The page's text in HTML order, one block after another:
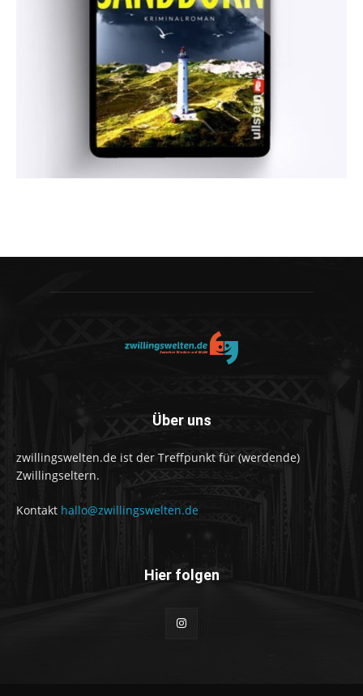
Über uns
zwillingswelten.de ist der Treffpunkt für (werdende)
Zwillingseltern.
Kontakt hallo@zwillingswelten.de
Hier folgen